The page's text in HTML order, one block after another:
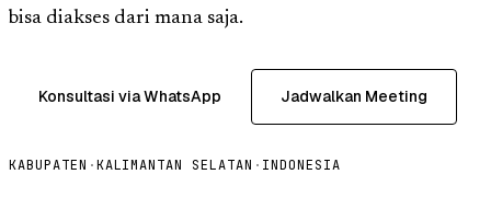
bisa diakses dari mana saja.
Konsultasi via WhatsApp Jadwalkan Meeting
KABUPATEN ·KALIMANTAN SELATAN · INDONESIA